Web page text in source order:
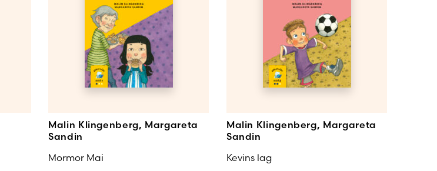
Malin Klingenberg, Margareta
Sandin
Mormor Mai
Malin Klingenberg, Margareta
Sandin
Kevins lag